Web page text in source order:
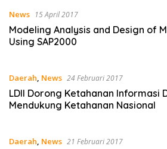
News 15 April 2017
Modeling Analysis and Design of
Using SAP2000
Daerah, News 24 Februari 2017
LDII Dorong Ketahanan Informasi
Mendukung Ketahanan Nasional
Daerah, News 21 Februari 2017